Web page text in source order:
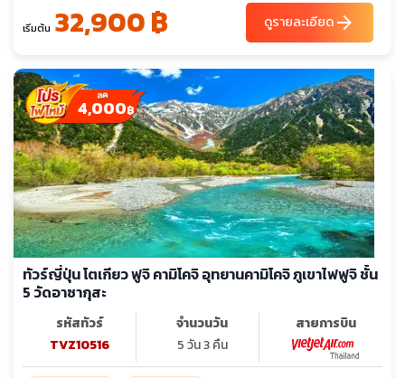
เริ่มต้น 32,900 ฿ ดูรายละเอียดarrow_forward
4,000฿
ทัวร์ญี่ปุ่น โตเกียว ฟูจิ คามิโคจิ อุทยานคามิโคจิ ภูเขาไฟฟูจิ ชั้น
5 วัดอาซากุสะ
รหัสทัวร์
TVZ10516
จำนวนวัน
5 วัน 3 คืน
สายการบิน